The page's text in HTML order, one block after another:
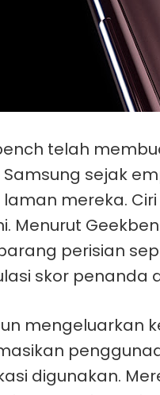
telah
sejak
laman mereka.
Menurut
perisian
skor penanda
mengeluarkan
digunakan.